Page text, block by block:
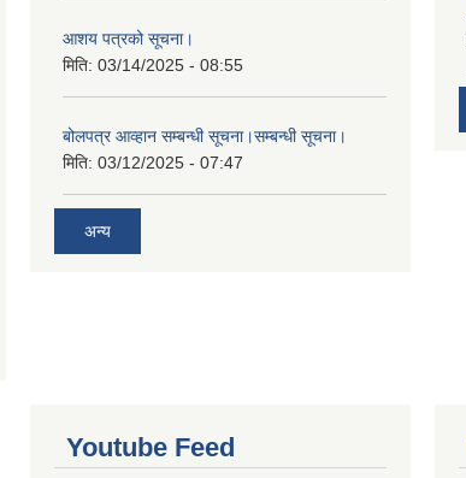
आशय पत्रको सूचना।
मिति: 03/14/2025 - 08:55
बोलपत्र आव्हान सम्बन्धी सूचना।सम्बन्धी सूचना।
मिति: 03/12/2025 - 07:47
अन्य
Youtube Feed